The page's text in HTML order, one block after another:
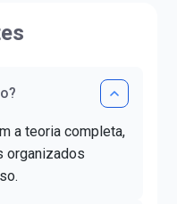
Conselho Regional
Contabilidade - SP
Possui método
conversação para
Sócio-proprietário
a teoria completa,
organizados